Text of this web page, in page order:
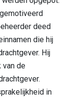
deed
die hij
Hij
van de
in